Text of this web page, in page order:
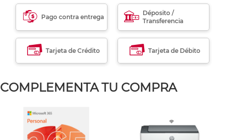
Pago contra entrega
Déposito /
Transferencia
Tarjeta de Crédito Tarjeta de Débito
COMPLEMENTA TU COMPRA